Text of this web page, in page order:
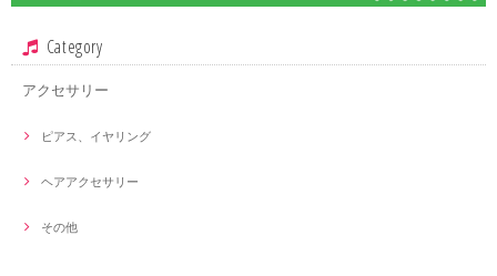
Category
アクセサリー
ピアス、イヤリング
ヘアアクセサリー
その他